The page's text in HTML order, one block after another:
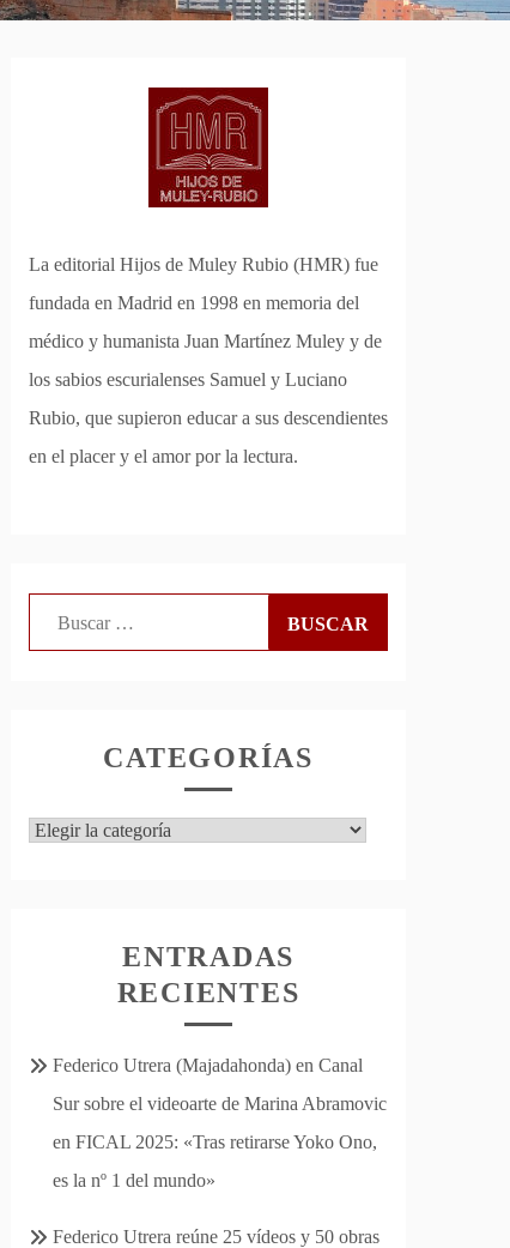
La editorial Hijos de Muley Rubio (HMR) fue
fundada en Madrid en 1998 en memoria del
médico y humanista Juan Martínez Muley y de
los sabios escurialenses Samuel y Luciano
Rubio, que supieron educar a sus descendientes
en el placer y el amor por la lectura.
CATEGORÍAS
Categorías
ENTRADAS
RECIENTES
Federico Utrera (Majadahonda) en Canal
Sur sobre el videoarte de Marina Abramovic
en FICAL 2025: «Tras retirarse Yoko Ono,
es la nº 1 del mundo»
Federico Utrera reúne 25 vídeos y 50 obras